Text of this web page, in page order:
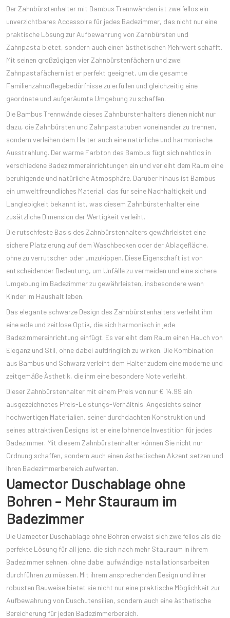
Der Zahnbürstenhalter mit Bambus Trennwänden ist zweifellos ein
unverzichtbares Accessoire für jedes Badezimmer, das nicht nur eine
praktische Lösung zur Aufbewahrung von Zahnbürsten und
Zahnpasta bietet, sondern auch einen ästhetischen Mehrwert schafft.
Mit seinen großzügigen vier Zahnbürstenfächern und zwei
Zahnpastafächern ist er perfekt geeignet, um die gesamte
Familienzahnpflegebedürfnisse zu erfüllen und gleichzeitig eine
geordnete und aufgeräumte Umgebung zu schaffen.
Die Bambus Trennwände dieses Zahnbürstenhalters dienen nicht nur
dazu, die Zahnbürsten und Zahnpastatuben voneinander zu trennen,
sondern verleihen dem Halter auch eine natürliche und harmonische
Ausstrahlung. Der warme Farbton des Bambus fügt sich nahtlos in
verschiedene Badezimmereinrichtungen ein und verleiht dem Raum eine
beruhigende und natürliche Atmosphäre. Darüber hinaus ist Bambus
ein umweltfreundliches Material, das für seine Nachhaltigkeit und
Langlebigkeit bekannt ist, was diesem Zahnbürstenhalter eine
zusätzliche Dimension der Wertigkeit verleiht.
Die rutschfeste Basis des Zahnbürstenhalters gewährleistet eine
sichere Platzierung auf dem Waschbecken oder der Ablagefläche,
ohne zu verrutschen oder umzukippen. Diese Eigenschaft ist von
entscheidender Bedeutung, um Unfälle zu vermeiden und eine sichere
Umgebung im Badezimmer zu gewährleisten, insbesondere wenn
Kinder im Haushalt leben.
Das elegante schwarze Design des Zahnbürstenhalters verleiht ihm
eine edle und zeitlose Optik, die sich harmonisch in jede
Badezimmereinrichtung einfügt. Es verleiht dem Raum einen Hauch von
Eleganz und Stil, ohne dabei aufdringlich zu wirken. Die Kombination
aus Bambus und Schwarz verleiht dem Halter zudem eine moderne und
zeitgemäße Ästhetik, die ihm eine besondere Note verleiht.
Dieser Zahnbürstenhalter mit einem Preis von nur € 14.99 ein
ausgezeichnetes Preis-Leistungs-Verhältnis. Angesichts seiner
hochwertigen Materialien, seiner durchdachten Konstruktion und
seines attraktiven Designs ist er eine lohnende Investition für jedes
Badezimmer. Mit diesem Zahnbürstenhalter können Sie nicht nur
Ordnung schaffen, sondern auch einen ästhetischen Akzent setzen und
Ihren Badezimmerbereich aufwerten.
Uamector Duschablage ohne
Bohren – Mehr Stauraum im
Badezimmer
Die Uamector Duschablage ohne Bohren erweist sich zweifellos als die
perfekte Lösung für all jene, die sich nach mehr Stauraum in ihrem
Badezimmer sehnen, ohne dabei aufwändige Installationsarbeiten
durchführen zu müssen. Mit ihrem ansprechenden Design und ihrer
robusten Bauweise bietet sie nicht nur eine praktische Möglichkeit zur
Aufbewahrung von Duschutensilien, sondern auch eine ästhetische
Bereicherung für jeden Badezimmerbereich.